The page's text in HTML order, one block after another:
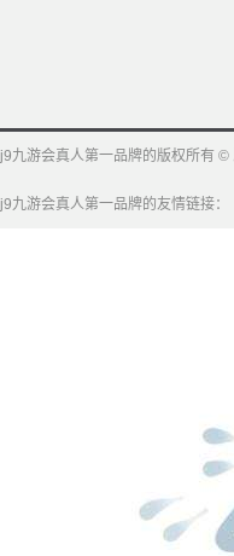
j9九游会真人第一品牌的版权所有
j9九游会真人第一品牌的友情链接：